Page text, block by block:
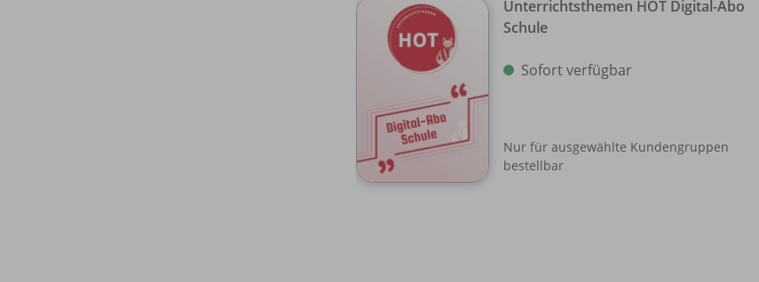
Unterrichtsthemen HOT Digital-Abo
Schule
Sofort verfügbar
Nur für ausgewählte Kundengruppen
bestellbar